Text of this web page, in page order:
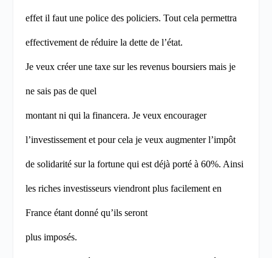
effet il faut une police des policiers. Tout cela permettra
effectivement de réduire la dette de l’état.
Je veux créer une taxe sur les revenus boursiers mais je
ne sais pas de quel
montant ni qui la financera. Je veux encourager
l’investissement et pour cela je veux augmenter l’impôt
de solidarité sur la fortune qui est déjà porté à 60%. Ainsi
les riches investisseurs viendront plus facilement en
France étant donné qu’ils seront
plus imposés.